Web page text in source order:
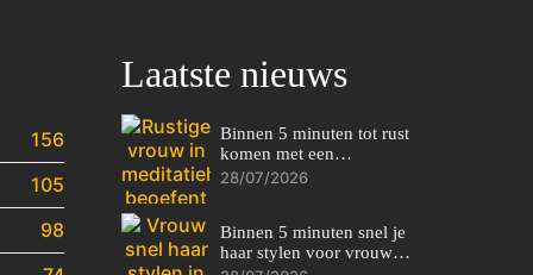
156
105
98
Laatste nieuws
Binnen 5 minuten tot rust
komen met een
ademhalingsoefening
28/07/2026
Binnen 5 minuten snel je
haar stylen voor vrouwen